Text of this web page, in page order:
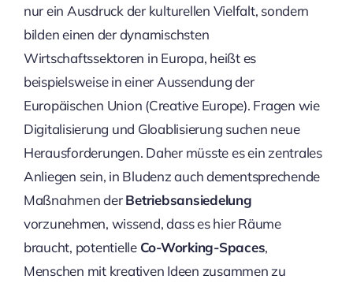
nur ein Ausdruck der kulturellen Vielfalt, sondern
bilden einen der dynamischsten
Wirtschaftssektoren in Europa, heißt es
beispielsweise in einer Aussendung der
Europäischen Union (Creative Europe). Fragen wie
Digitalisierung und Gloablisierung suchen neue
Herausforderungen. Daher müsste es ein zentrales
Anliegen sein, in Bludenz auch dementsprechende
Maßnahmen derBetriebsansiedelung
vorzunehmen, wissend, dass es hier Räume
braucht, potentielle Co-Working-Spaces,
Menschen mit kreativen Ideen zusammen zu